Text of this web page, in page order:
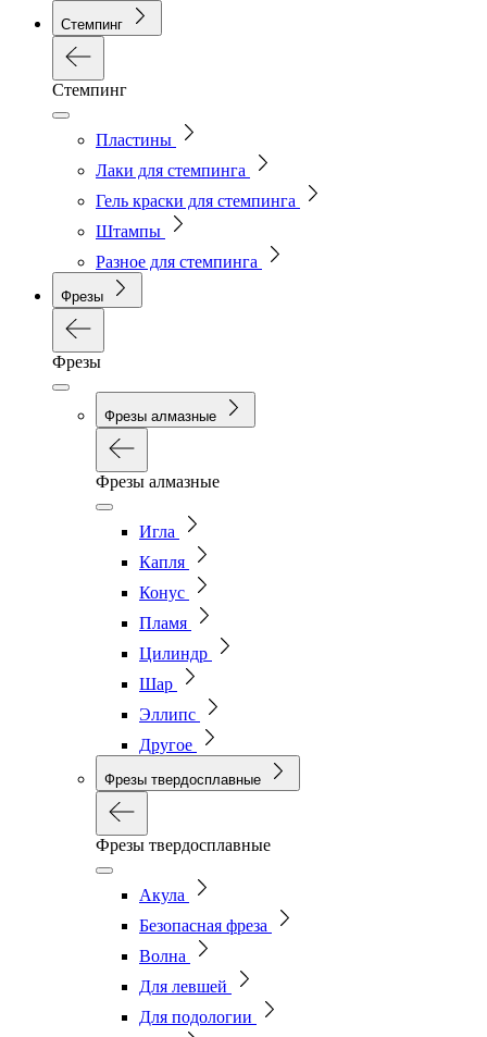
Стемпинг
Стемпинг
Пластины
Лаки для стемпинга
Гель краски для стемпинга
Штампы
Разное для стемпинга
Фрезы
Фрезы
Фрезы алмазные
Фрезы алмазные
Игла
Капля
Конус
Пламя
Цилиндр
Шар
Эллипс
Другое
Фрезы твердосплавные
Фрезы твердосплавные
Акула
Безопасная фреза
Волна
Для левшей
Для подологии